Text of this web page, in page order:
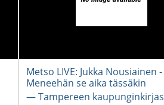
Metso LIVE: Jukka Nousiainen -
Meneehän se aika tässäkin
― Tampereen